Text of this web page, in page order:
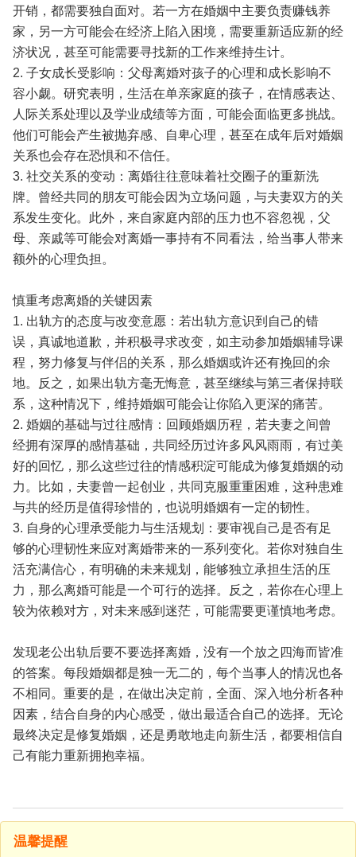
开销，都需要独自面对。若一方在婚姻中主要负责赚钱养
家，另一方可能会在经济上陷入困境，需要重新适应新的经
济状况，甚至可能需要寻找新的工作来维持生计。
2. 子女成长受影响：父母离婚对孩子的心理和成长影响不
容小觑。研究表明，生活在单亲家庭的孩子，在情感表达、
人际关系处理以及学业成绩等方面，可能会面临更多挑战。
他们可能会产生被抛弃感、自卑心理，甚至在成年后对婚姻
关系也会存在恐惧和不信任。
3. 社交关系的变动：离婚往往意味着社交圈子的重新洗
牌。曾经共同的朋友可能会因为立场问题，与夫妻双方的关
系发生变化。此外，来自家庭内部的压力也不容忽视，父
母、亲戚等可能会对离婚一事持有不同看法，给当事人带来
额外的心理负担。
慎重考虑离婚的关键因素
1. 出轨方的态度与改变意愿：若出轨方意识到自己的错
误，真诚地道歉，并积极寻求改变，如主动参加婚姻辅导课
程，努力修复与伴侣的关系，那么婚姻或许还有挽回的余
地。反之，如果出轨方毫无悔意，甚至继续与第三者保持联
系，这种情况下，维持婚姻可能会让你陷入更深的痛苦。
2. 婚姻的基础与过往感情：回顾婚姻历程，若夫妻之间曾
经拥有深厚的感情基础，共同经历过许多风风雨雨，有过美
好的回忆，那么这些过往的情感积淀可能成为修复婚姻的动
力。比如，夫妻曾一起创业，共同克服重重困难，这种患难
与共的经历是值得珍惜的，也说明婚姻有一定的韧性。
3. 自身的心理承受能力与生活规划：要审视自己是否有足
够的心理韧性来应对离婚带来的一系列变化。若你对独自生
活充满信心，有明确的未来规划，能够独立承担生活的压
力，那么离婚可能是一个可行的选择。反之，若你在心理上
较为依赖对方，对未来感到迷茫，可能需要更谨慎地考虑。
发现老公出轨后要不要选择离婚，没有一个放之四海而皆准
的答案。每段婚姻都是独一无二的，每个当事人的情况也各
不相同。重要的是，在做出决定前，全面、深入地分析各种
因素，结合自身的内心感受，做出最适合自己的选择。无论
最终决定是修复婚姻，还是勇敢地走向新生活，都要相信自
己有能力重新拥抱幸福。
温馨提醒